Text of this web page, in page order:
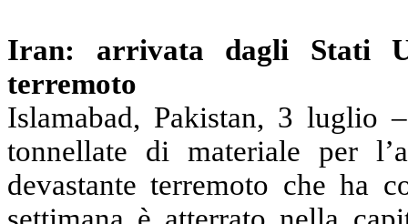
Iran: arrivata dagli Stati
terremoto
Islamabad, Pakistan, 3 luglio
tonnellate di materiale per
devastante terremoto che ha